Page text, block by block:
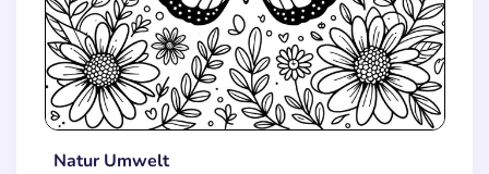
Natur Umwelt